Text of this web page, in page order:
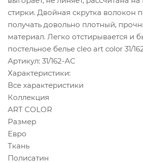
стирки. Двойная скрутка волокон
получать довольно плотный,
материал. Легко отстирывается и
постельное белье cleo art color 31/
Артикул: 31/162-AC
Характеристики:
Все характеристики
Коллекция
ART COLOR
Размер
Евро
Ткань
Полисатин